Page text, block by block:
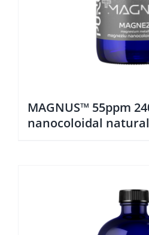
MAGNUS™ 55ppm
nanocoloidal natural